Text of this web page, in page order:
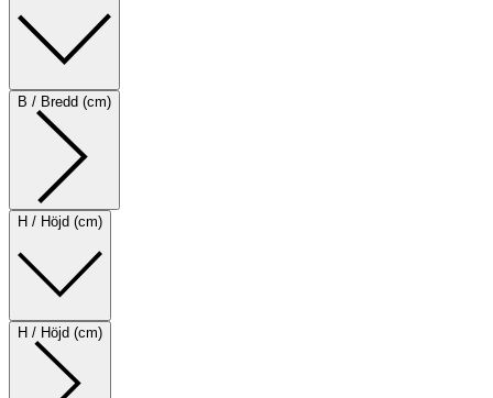
B / Bredd (cm)
H / Höjd (cm)
H / Höjd (cm)